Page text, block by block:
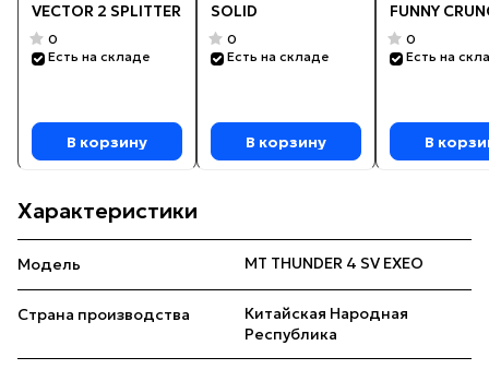
VECTOR 2 SPLITTER
0
Есть на складе
В корзину
SOLID
0
Есть на складе
В корзину
FUNNY
0
Есть на
В
Характеристики
Модель MT THUNDER 4 SV EXEO
Страна производства
Китайская Народная
Республика